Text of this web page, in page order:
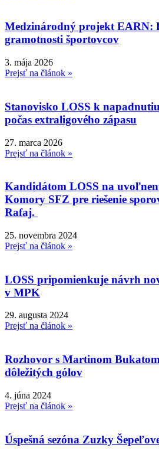
Medzinárodný projekt EARN:
gramotnosti športovcov
3. mája 2026
Prejsť na článok »
Stanovisko LOSS k
počas extraligového zápasu
27. marca 2026
Prejsť na článok »
Kandidátom LOSS na
Komory SFZ pre riešenie
Rafaj.
25. novembra 2024
Prejsť na článok »
LOSS pripomienkuje návrh
v MPK
29. augusta 2024
Prejsť na článok »
Rozhovor s Martinom
dôležitých gólov
4. júna 2024
Prejsť na článok »
Úspešná sezóna Zuzky